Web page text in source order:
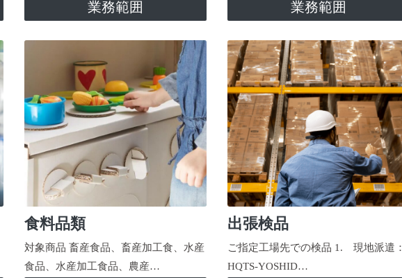
業務範囲 業務範囲
食料品類
対象商品 畜産食品、畜産加工食、水産
食品、水産加工食品、農産…
出張検品
ご指定工場先での検品 1. 現地派遣：
HQTS-YOSHID…